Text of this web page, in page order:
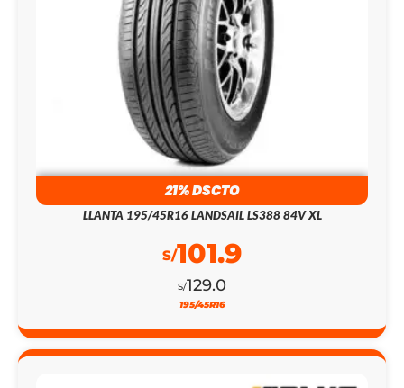
21% DSCTO
LLANTA 195/45R16 LANDSAIL LS388 84V XL
S/129.0
S/101.9
195/45R16